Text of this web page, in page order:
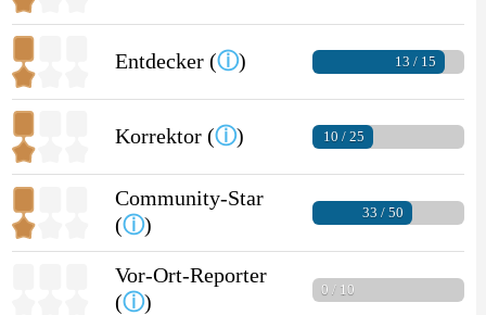
Entdecker (ⓘ) 13 / 15
Korrektor (ⓘ) 10 / 25
Community-Star
(ⓘ)
33 / 50
Vor-Ort-Reporter
(ⓘ)
0 / 10